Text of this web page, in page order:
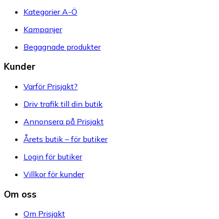
Kategorier A-Ö
Kampanjer
Begagnade produkter
Kunder
Varför Prisjakt?
Driv trafik till din butik
Annonsera på Prisjakt
Årets butik – för butiker
Login för butiker
Villkor för kunder
Om oss
Om Prisjakt